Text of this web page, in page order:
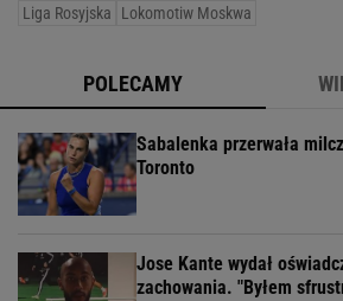
Liga Rosyjska Lokomotiw Moskwa
POLECAMY
Sabalenka przerwała
Toronto
Jose Kante wydał
zachowania. "Byłem